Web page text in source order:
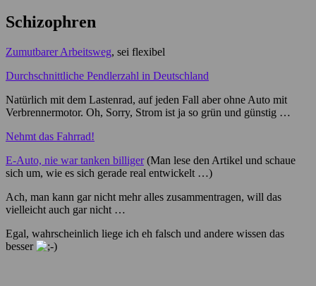
Schizophren
Zumutbarer Arbeitsweg, sei flexibel
Durchschnittliche Pendlerzahl in Deutschland
Natürlich mit dem Lastenrad, auf jeden Fall aber ohne Auto mit
Verbrennermotor. Oh, Sorry, Strom ist ja so grün und günstig …
Nehmt das Fahrrad!
E-Auto, nie war tanken billiger(Man lese den Artikel und schaue
sich um, wie es sich gerade real entwickelt …)
Ach, man kann gar nicht mehr alles zusammentragen, will das
vielleicht auch gar nicht …
Egal, wahrscheinlich liege ich eh falsch und andere wissen das
besser